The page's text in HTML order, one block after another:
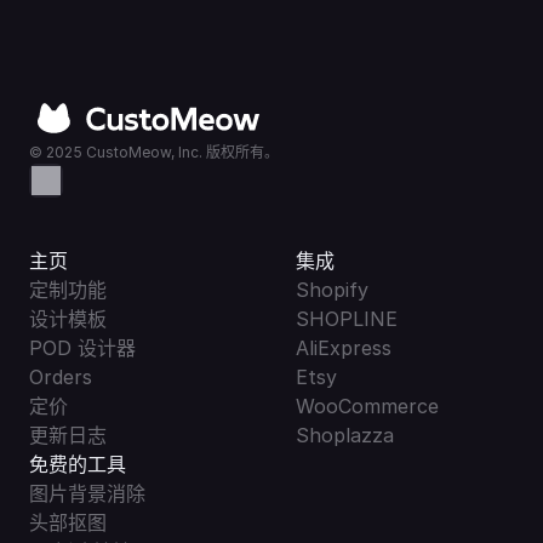
© 2025 CustoMeow, Inc. 版权所有。
主页
定制功能
设计模板
POD 设计器
Orders
定价
更新日志
免费的工具
图片背景消除
头部抠图
集成
Shopify
SHOPLINE
AliExpress
Etsy
WooCommerce
Shoplazza